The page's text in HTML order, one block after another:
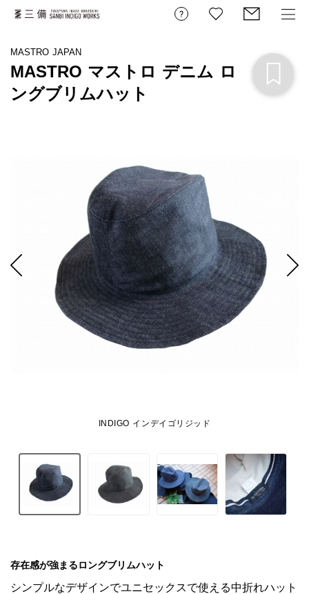
INDIGO インデイゴリジッド
MASTRO JAPAN
MASTRO マストロ デニム ロ
ングブリムハット
存在感が強まるロングブリムハット
シンプルなデザインでユニセックスで使える中折れハット